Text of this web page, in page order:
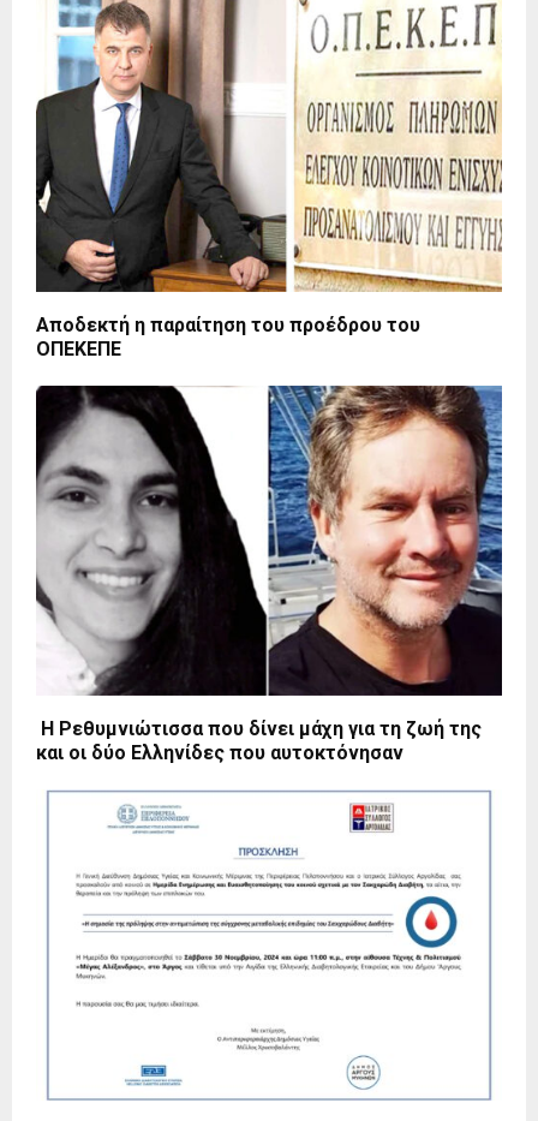
Αποδεκτή η παραίτηση του προέδρου του
ΟΠΕΚΕΠΕ
Η Ρεθυμνιώτισσα που δίνει μάχη για τη ζωή της
και οι δύο Ελληνίδες που αυτοκτόνησαν